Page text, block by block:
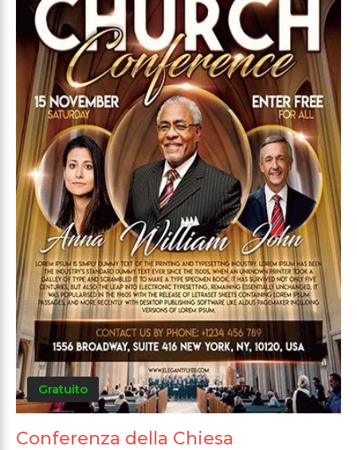
Gratuito
Conferenza della Chiesa